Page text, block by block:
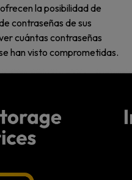
la posibilidad de
contraseñas de sus
cuántas contraseñas
han visto comprometidas.